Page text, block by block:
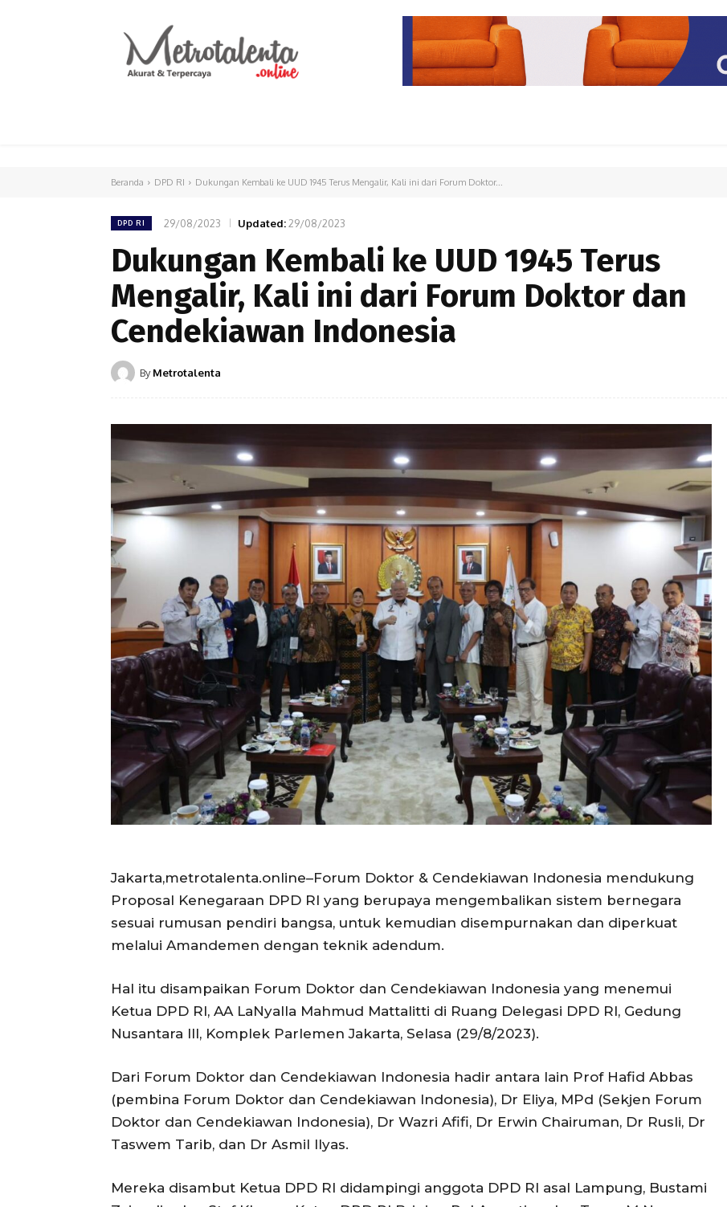
Beranda DPD RI Dukungan Kembali ke UUD 1945 Terus Mengalir, Kali ini dari Forum Doktor...
DPD RI 29/08/2023 Updated:29/08/2023
Dukungan Kembali ke UUD 1945 Terus
Mengalir, Kali ini dari Forum Doktor dan
Cendekiawan Indonesia
By Metrotalenta
Jakarta,metrotalenta.online–Forum Doktor & Cendekiawan Indonesia mendukung
Proposal Kenegaraan DPD RI yang berupaya mengembalikan sistem bernegara
sesuai rumusan pendiri bangsa, untuk kemudian disempurnakan dan diperkuat
melalui Amandemen dengan teknik adendum.
Hal itu disampaikan Forum Doktor dan Cendekiawan Indonesia yang menemui
Ketua DPD RI, AA LaNyalla Mahmud Mattalitti di Ruang Delegasi DPD RI, Gedung
Nusantara III, Komplek Parlemen Jakarta, Selasa (29/8/2023).
Dari Forum Doktor dan Cendekiawan Indonesia hadir antara lain Prof Hafid Abbas
(pembina Forum Doktor dan Cendekiawan Indonesia), Dr Eliya, MPd (Sekjen Forum
Doktor dan Cendekiawan Indonesia), Dr Wazri Afifi, Dr Erwin Chairuman, Dr Rusli, Dr
Taswem Tarib, dan Dr Asmil Ilyas.
Mereka disambut Ketua DPD RI didampingi anggota DPD RI asal Lampung, Bustami